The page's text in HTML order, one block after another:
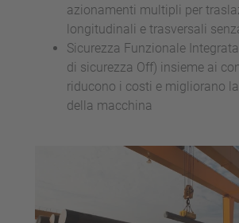
azionamenti multipli per
longitudinali e trasversali
Sicurezza Funzionale
di sicurezza Off) insieme ai
riducono i costi e migliorano
della macchina